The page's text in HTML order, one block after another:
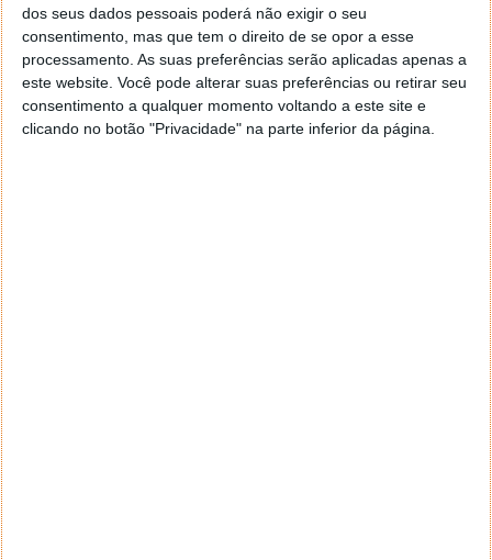
dos seus dados pessoais poderá não exigir o seu
consentimento, mas que tem o direito de se opor a esse
processamento. As suas preferências serão aplicadas apenas a
este website. Você pode alterar suas preferências ou retirar seu
consentimento a qualquer momento voltando a este site e
clicando no botão "Privacidade" na parte inferior da página.
Burg-Manager – Mude o background do GRUB
Homepage:grub-customizer